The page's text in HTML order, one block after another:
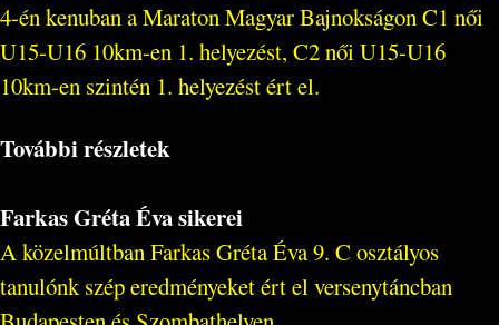
4-én kenuban a Maraton Magyar Bajnokságon C1 női
U15-U16 10km-en 1. helyezést, C2 női U15-U16
10km-en szintén 1. helyezést ért el.
További részletek
Farkas Gréta Éva sikerei
A közelmúltban Farkas Gréta Éva 9. C osztályos
tanulónk szép eredményeket ért el versenytáncban